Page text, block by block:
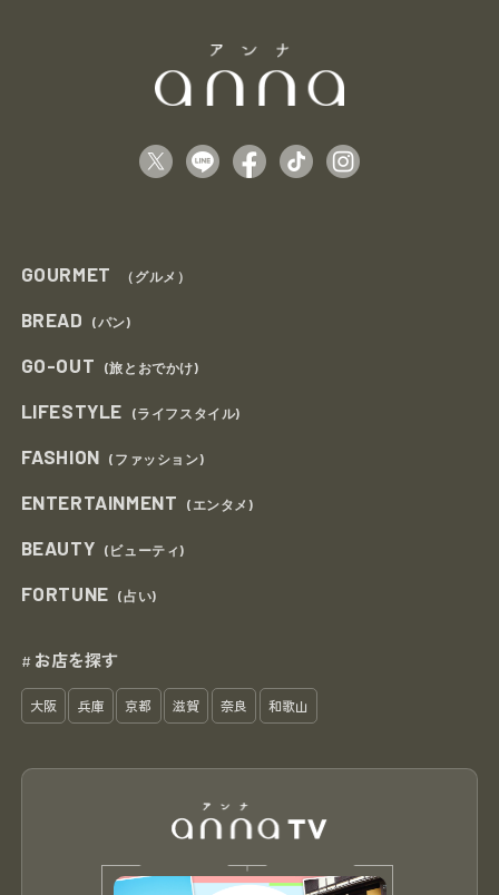
GOURMET （グルメ）
BREAD (パン)
GO-OUT (旅とおでかけ)
LIFESTYLE (ライフスタイル)
FASHION (ファッション)
ENTERTAINMENT (エンタメ)
BEAUTY (ビューティ)
FORTUNE (占い)
# お店を探す
大阪 兵庫 京都 滋賀 奈良 和歌山